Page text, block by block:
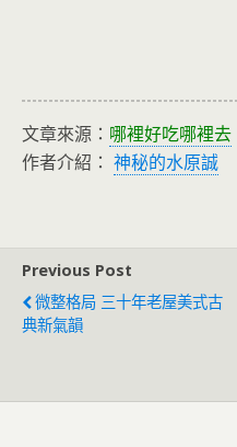
文章來源： 哪裡好吃哪裡去
作者介紹： 神秘的水原誠
Previous Post
微整格局 三十年老屋美式古
典新氣韻